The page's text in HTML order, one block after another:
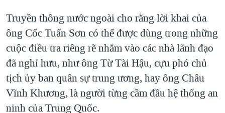
Truyền thông nước ngoài cho rằng lời khai của
ông Cốc Tuấn Sơn có thể được dùng trong những
cuộc điều tra riêng rẽ nhắm vào các nhà lãnh đạo
đã nghỉ hưu, như ông Từ Tài Hậu, cựu phó chủ
tịch ủy ban quân sự trung ương, hay ông Châu
Vĩnh Khương, là người từng cầm đầu hệ thống an
ninh của Trung Quốc.